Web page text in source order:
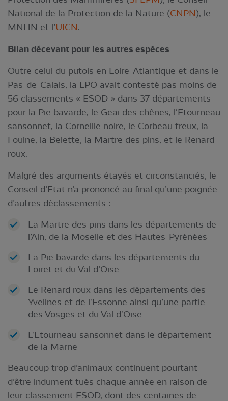
National de la Protection de la Nature (CNPN), le
MNHN et l’UICN.
Bilan décevant pour les autres espèces
Outre celui du putois en Loire-Atlantique et dans le
Pas-de-Calais, la LPO avait contesté pas moins de
56 classements « ESOD » dans 37 départements
pour la Pie bavarde, le Geai des chênes, l'Etourneau
sansonnet, la Corneille noire, le Corbeau freux, la
Fouine, la Belette, la Martre des pins, et le Renard
roux.
Malgré des arguments étayés et circonstanciés, le
Conseil d’Etat n’a prononcé au final qu’une poignée
d’autres déclassements :
La Martre des pins dans les départements de
l’Ain, de la Moselle et des Hautes-Pyrénées
La Pie bavarde dans les départements du
Loiret et du Val d’Oise
Le Renard roux dans les départements des
Yvelines et de l'Essonne ainsi qu’une partie
des Vosges et du Val d'Oise
L'Etourneau sansonnet dans le département
de la Marne
Beaucoup trop d’animaux continuent pourtant
d’être indument tués chaque année en raison de
leur classement ESOD, dont des centaines de